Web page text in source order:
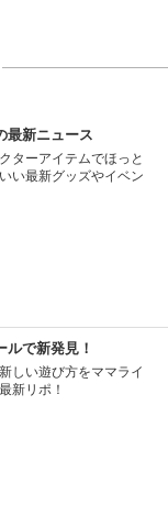
最新ニュース
ターアイテムでほっと
い最新グッズやイベン
ルで新発見！
しい遊び方をママライ
新リポ！